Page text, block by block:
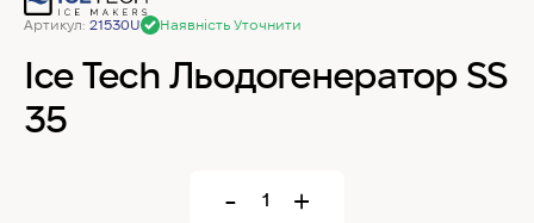
Rational Пароконвекційна піч газова iCombi
Артикул: 21530U Наявність Уточнити
Ice Tech Льодогенератор SS
35
- +